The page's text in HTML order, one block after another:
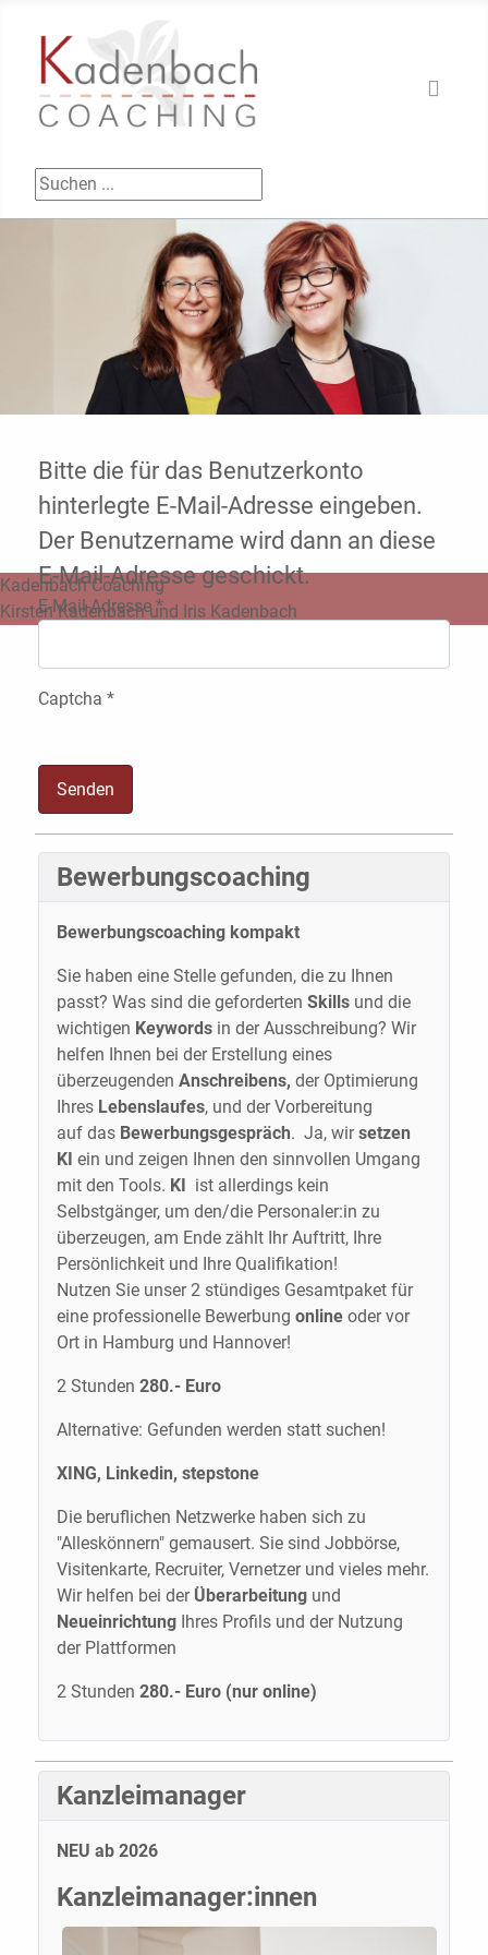
Suchen ...
Kadenbach Coaching
Kirsten Kadenbach und Iris Kadenbach
Bewerbungscoaching
Bewerbungscoaching kompakt
Sie haben eine Stelle gefunden, die zu Ihnen
passt? Was sind die gefordertenSkills und die
wichtigen Keywords in der Ausschreibung? Wir
helfen Ihnen bei der Erstellung eines
überzeugenden Anschreibens,der Optimierung
Ihres Lebenslaufes, und der Vorbereitung
auf das Bewerbungsgespräch. Ja, wirsetzen
KI ein und zeigen Ihnen den sinnvollen Umgang
mit den Tools. KI ist allerdings kein
Selbstgänger, um den/die Personaler:in zu
überzeugen, am Ende zählt Ihr Auftritt, Ihre
Persönlichkeit und Ihre Qualifikation!
Nutzen Sie unser 2 stündiges Gesamtpaket für
eine professionelle Bewerbungonline oder vor
Ort in Hamburg und Hannover!
2 Stunden 280.- Euro
Alternative: Gefunden werden statt suchen!
XING, Linkedin, stepstone
Die beruflichen Netzwerke haben sich zu
"Alleskönnern" gemausert. Sie sind Jobbörse,
Visitenkarte, Recruiter, Vernetzer und vieles mehr.
Wir helfen bei der Überarbeitung und
Neueinrichtung Ihres Profils und der Nutzung
der Plattformen
2 Stunden 280.- Euro (nur online)
Bitte die für das Benutzerkonto
hinterlegte E-Mail-Adresse eingeben.
Der Benutzername wird dann an diese
E-Mail-Adresse geschickt.
E-Mail-Adresse*
Captcha *
Senden
Kanzleimanager
NEU ab 2026
Kanzleimanager:innen